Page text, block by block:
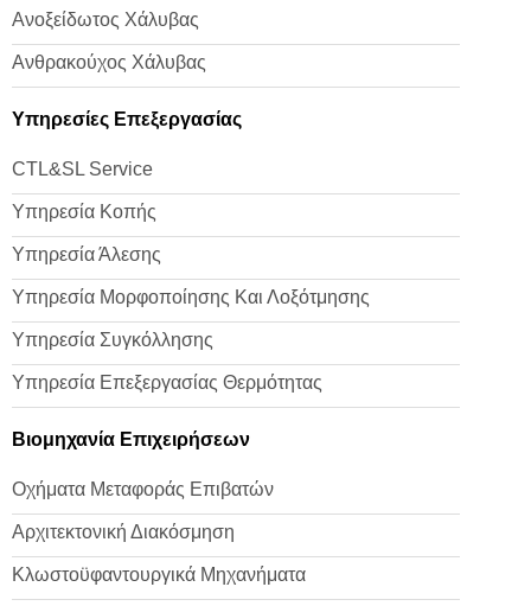
Ανοξείδωτος Χάλυβας
Ανθρακούχος Χάλυβας
Υπηρεσίες Επεξεργασίας
CTL&SL Service
Υπηρεσία Κοπής
Υπηρεσία Άλεσης
Υπηρεσία Μορφοποίησης Και Λοξότμησης
Υπηρεσία Συγκόλλησης
Υπηρεσία Επεξεργασίας Θερμότητας
Βιομηχανία Επιχειρήσεων
Οχήματα Μεταφοράς Επιβατών
Αρχιτεκτονική Διακόσμηση
Κλωστοϋφαντουργικά Μηχανήματα